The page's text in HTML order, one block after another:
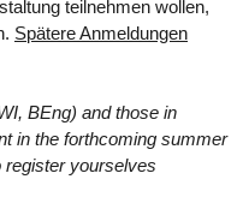
teilnehmen wollen,
Spätere Anmeldungen
BEng) and those in
in the forthcoming summer
register yourselves